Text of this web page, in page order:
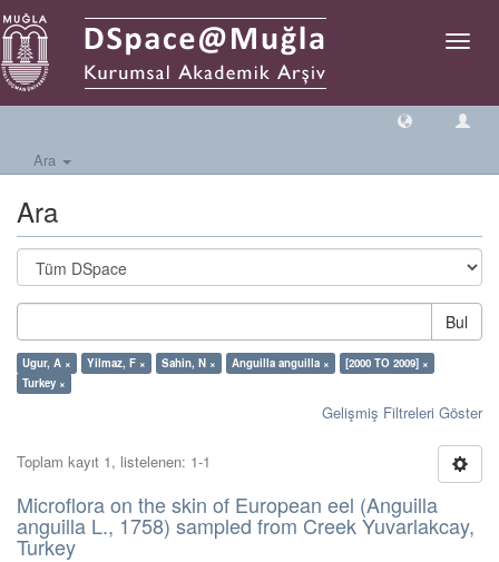
Geçiş
Ara
Ara
Bul
Ugur, A × Yilmaz, F × Sahin, N × Anguilla anguilla ×
[2000 TO 2009] ×
Turkey ×
Gelişmiş Filtreleri Göster
Toplam kayıt 1, listelenen: 1-1
Microflora on the skin of European eel (Anguilla
anguilla L., 1758) sampled from Creek Yuvarlakcay,
Turkey